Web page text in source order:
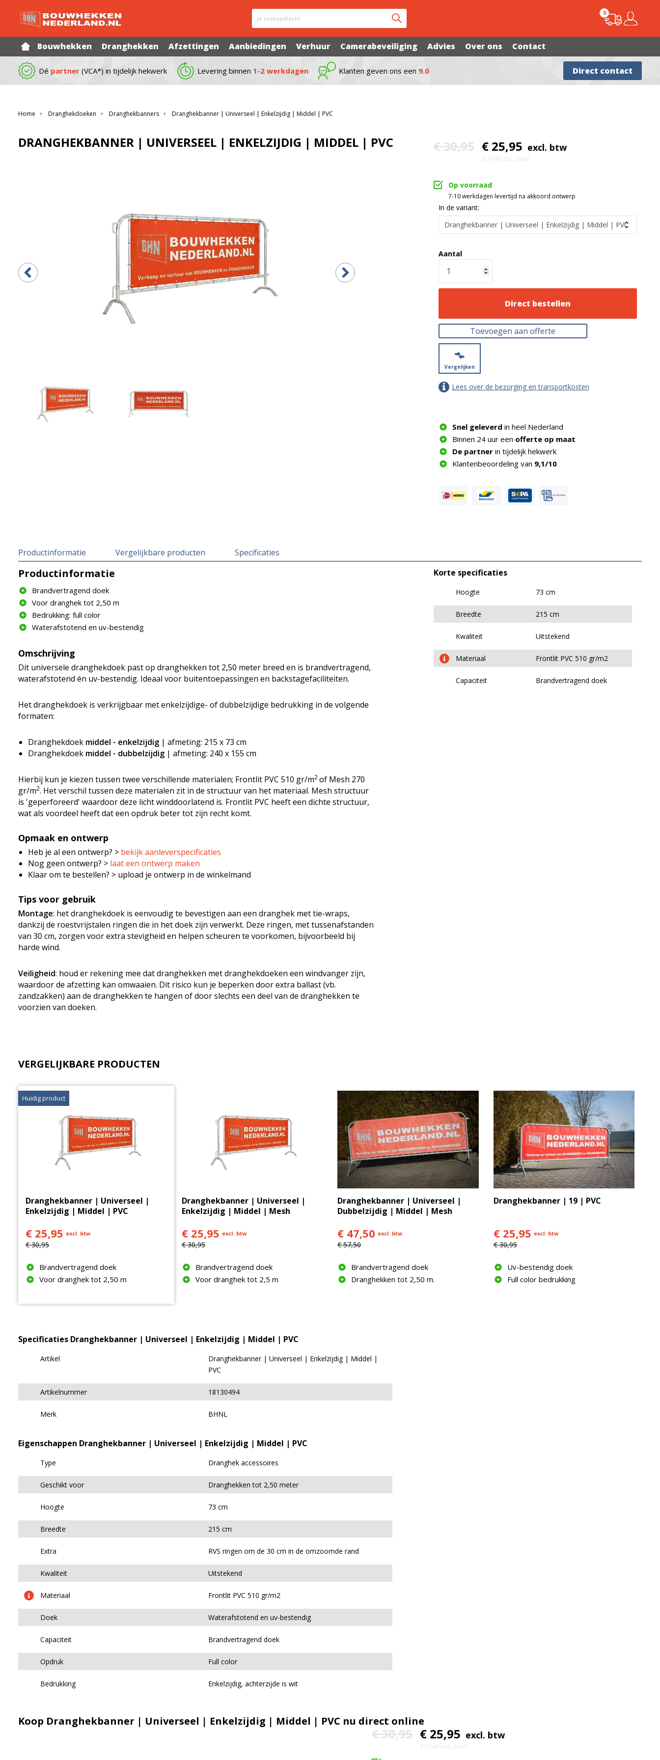
Je zoekopdracht:
0
Bouwhekken Dranghekken Afzettingen Aanbiedingen Verhuur Camerabeveiliging Advies Over ons Contact
Dé partner (VCA*) in tijdelijk hekwerk Levering binnen 1-2 werkdagen Klanten geven ons een 9.0 Direct contact
Home Dranghekdoeken Dranghekbanners Dranghekbanner | Universeel | Enkelzijdig | Middel | PVC
DRANGHEKBANNER | UNIVERSEEL | ENKELZIJDIG | MIDDEL | PVC € 30,95 € 25,95 excl. btw
€31,40 (inc. btw)
Op voorraad
7-10 werkdagen levertijd na akkoord ontwerp
In de variant:
Aantal
Direct bestellen
Toevoegen aan offerte
Vergelijken
Lees over de bezorging en transportkosten
Snel geleverd in heel Nederland
Binnen 24 uur een offerte op maat
De partnerin tijdelijk hekwerk
Klantenbeoordeling van 9,1/10
Productinformatie Vergelijkbare producten Specificaties
Productinformatie
Brandvertragend doek
Voor dranghek tot 2,50 m
Bedrukking: full color
Waterafstotend en uv-bestendig
Omschrijving
Dit universele dranghekdoek past op dranghekken tot 2,50 meter breed en is brandvertragend,
waterafstotend én uv-bestendig. Ideaal voor buitentoepassingen en backstagefaciliteiten.
Het dranghekdoek is verkrijgbaar met enkelzijdige- of dubbelzijdige bedrukking in de volgende
formaten:
Dranghekdoek middel - enkelzijdig | afmeting: 215 x 73 cm
Dranghekdoek middel - dubbelzijdig | afmeting: 240 x 155 cm
Hierbij kun je kiezen tussen twee verschillende materialen; Frontlit PVC 510 gr/m2of Mesh 270
gr/m2. Het verschil tussen deze materialen zit in de structuur van het materiaal. Mesh structuur
is 'geperforeerd' waardoor deze licht winddoorlatend is. Frontlit PVC heeft een dichte structuur,
wat als voordeel heeft dat een opdruk beter tot zijn recht komt.
Opmaak en ontwerp
Heb je al een ontwerp? > bekijk aanleverspecificaties
Nog geen ontwerp? > laat een ontwerp maken
Klaar om te bestellen? > upload je ontwerp in de winkelmand
Tips voor gebruik
Montage: het dranghekdoek is eenvoudig te bevestigen aan een dranghek met tie-wraps,
dankzij de roestvrijstalen ringen die in het doek zijn verwerkt. Deze ringen, met tussenafstanden
van 30 cm, zorgen voor extra stevigheid en helpen scheuren te voorkomen, bijvoorbeeld bij
harde wind.
Veiligheid: houd er rekening mee dat dranghekken met dranghekdoeken een windvanger zijn,
waardoor de afzetting kan omwaaien. Dit risico kun je beperken door extra ballast (vb.
zandzakken) aan de dranghekken te hangen of door slechts een deel van de dranghekken te
voorzien van doeken.
Advies nodig?
Korte specificaties
Hoogte 73 cm
Breedte 215 cm
Kwaliteit Uitstekend
Materiaal Frontlit PVC 510 gr/m2
Capaciteit Brandvertragend doek
VERGELIJKBARE PRODUCTEN
Huidig product
Dranghekbanner | Universeel |
Enkelzijdig | Middel | PVC
€ 25,95 excl. btw
€ 30,95
Brandvertragend doek
Voor dranghek tot 2,50 m
Dranghekbanner | Universeel |
Enkelzijdig | Middel | Mesh
€ 25,95 excl. btw
€ 30,95
Brandvertragend doek
Voor dranghek tot 2,5 m
Dranghekbanner | Universeel |
Dubbelzijdig | Middel | Mesh
€ 47,50 excl. btw
€ 57,50
Brandvertragend doek
Dranghekken tot 2,50 m.
Dranghekbanner | 19 | PVC
€ 25,95 excl. btw
€ 30,95
Uv-bestendig doek
Full color bedrukking
Specificaties Dranghekbanner | Universeel | Enkelzijdig | Middel | PVC
Artikel
Dranghekbanner | Universeel | Enkelzijdig | Middel |
PVC
Artikelnummer 18130494
Merk BHNL
Eigenschappen Dranghekbanner | Universeel | Enkelzijdig | Middel | PVC
Type Dranghek accessoires
Geschikt voor Dranghekken tot 2,50 meter
Hoogte 73 cm
Breedte 215 cm
Extra RVS ringen om de 30 cm in de omzoomde rand
Kwaliteit Uitstekend
Materiaal Frontlit PVC 510 gr/m2
Doek Waterafstotend en uv-bestendig
Capaciteit Brandvertragend doek
Opdruk Full color
Bedrukking Enkelzijdig, achterzijde is wit
Koop Dranghekbanner | Universeel | Enkelzijdig | Middel | PVC nu direct online
€ 30,95 € 25,95 excl. btw
€31,40 (inc. btw)